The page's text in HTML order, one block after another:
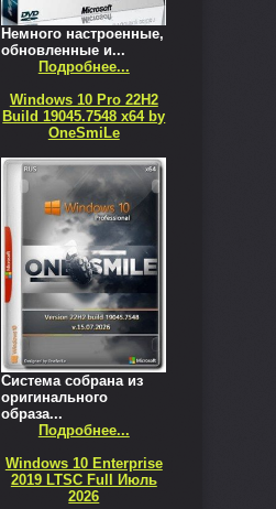
Немного настроенные,
обновленные и...
Подробнее...
Windows 10 Pro 22H2
Build 19045.7548 x64 by
OneSmiLe
Система собрана из
оригинального
образа...
Подробнее...
Windows 10 Enterprise
2019 LTSC Full Июль
2026